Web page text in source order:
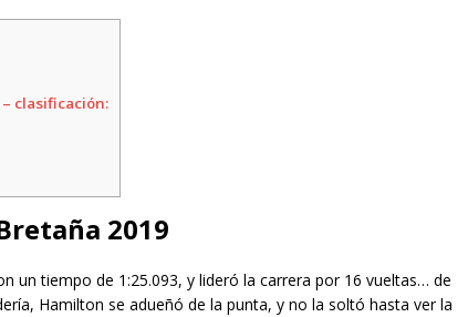
clasificación:
2019
un tiempo de 1:25.093, y lideró la carrera por 16 vueltas… de
Hamilton se adueñó de la punta, y no la soltó hasta ver la